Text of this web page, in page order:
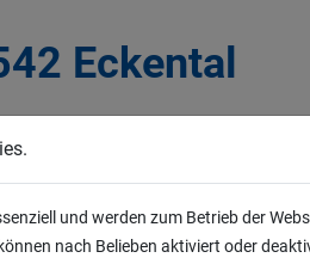
Eckental
wir Ihnen Behälter für die
und mittlere Mengen und
oder sperriger Güter. Bei uns
und werden zum Betrieb der
nach Belieben aktiviert oder